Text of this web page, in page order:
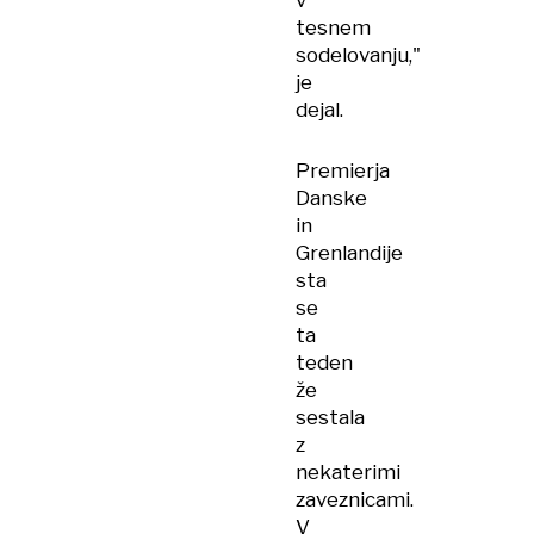
tesnem
sodelovanju,"
je
dejal.
Premierja
Danske
in
Grenlandije
sta
se
ta
teden
že
sestala
z
nekaterimi
zaveznicami.
V